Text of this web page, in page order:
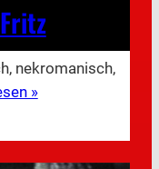
nekromanisch,
»